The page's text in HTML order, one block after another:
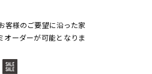
客様のご要望に沿った家
オーダーが可能となりま